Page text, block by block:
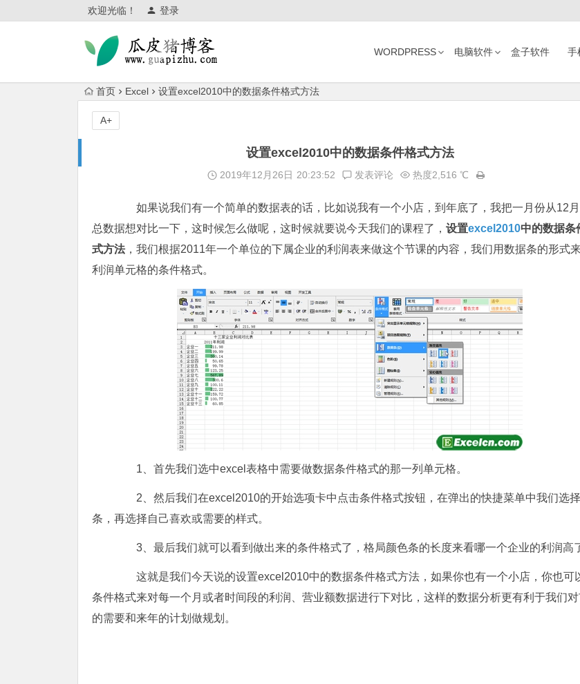
欢迎光临！ 登录
WORDPRESS 电脑软件 盒子软件 手
首页 Excel 设置excel2010中的数据条件格式方法
设置excel2010中的数据条件格式方法
2019年12月26日 20:23:52 发表评论 热度2,516 ℃
如果说我们有一个简单的数据表的话，比如说我有一个小店，到年底了，我把一月份从12
总数据想对比一下，这时候怎么做呢，这时候就要说今天我们的课程了， 设置excel2010中的数据条
式方法，我们根据2011年一个单位的下属企业的利润表来做这个节课的内容，我们用数据条的形式
利润单元格的条件格式。
1、首先我们选中excel表格中需要做数据条件格式的那一列单元格。
2、然后我们在excel2010的开始选项卡中点击条件格式按钮，在弹出的快捷菜单中我们选
条，再选择自己喜欢或需要的样式。
3、最后我们就可以看到做出来的条件格式了，格局颜色条的长度来看哪一个企业的利润高
这就是我们今天说的设置excel2010中的数据条件格式方法，如果你也有一个小店，你也可
条件格式来对每一个月或者时间段的利润、营业额数据进行下对比，这样的数据分析更有利于我们
的需要和来年的计划做规划。
A+